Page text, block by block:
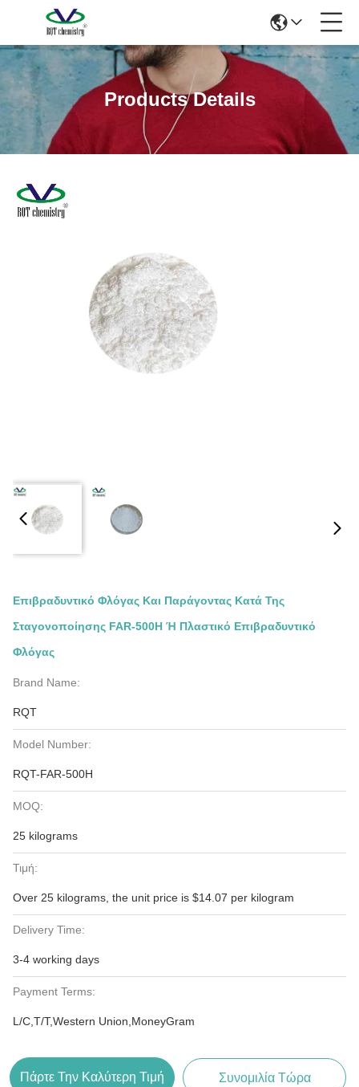
Products Details
Επιβραδυντικό Φλόγας Και Παράγοντας Κατά Της
Σταγονοποίησης FAR-500H Ή Πλαστικό Επιβραδυντικό
Φλόγας
Brand Name:
RQT
Model Number:
RQT-FAR-500H
MOQ:
25 kilograms
Τιμή:
Over 25 kilograms, the unit price is $14.07 per kilogram
Delivery Time:
3-4 working days
Payment Terms:
L/C,T/T,Western Union,MoneyGram
Πάρτε Την Καλύτερη Τιμή Συνομιλία Τώρα